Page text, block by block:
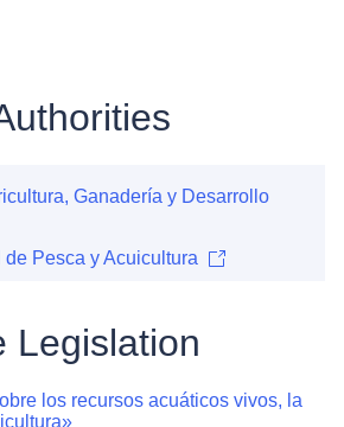
Ganadería y Desarrollo
Pesca y Acuicultura
Legislation
los recursos acuáticos vivos, la